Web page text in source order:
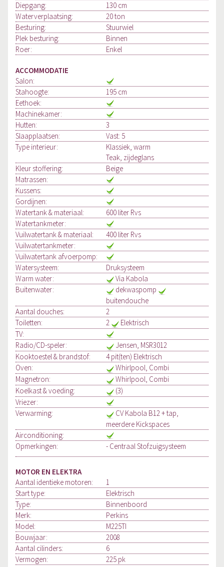
Diepgang:
130 cm
Waterverplaatsing:
20 ton
Besturing:
Stuurwiel
Plek besturing:
Binnen
Roer:
Enkel
ACCOMMODATIE
Salon:
Stahoogte:
195 cm
Eethoek:
Machinekamer:
Hutten:
3
Slaapplaatsen:
Vast: 5
Type interieur:
Klassiek, warm
Teak, zijdeglans
Kleur stoffering:
Beige
Matrassen:
Kussens:
Gordijnen:
Watertank & materiaal:
600 liter Rvs
Watertankmeter:
Vuilwatertank & materiaal:
400 liter Rvs
Vuilwatertankmeter:
Vuilwatertank afvoerpomp:
Watersysteem:
Druksysteem
Warm water:
Via Kabola
Buitenwater:
dekwaspomp
buitendouche
Aantal douches:
2
Toiletten:
2
Elektrisch
TV:
Radio/CD-speler:
Jensen, MSR3012
Kooktoestel & brandstof:
4 pit(ten) Elektrisch
Oven:
Whirlpool, Combi
Magnetron:
Whirlpool, Combi
Koelkast & voeding:
(3)
Vriezer:
Verwarming:
CV Kabola B12 + tap,
meerdere Kickspaces
Airconditioning:
Opmerkingen:
- Centraal Stofzuigsysteem
MOTOR EN ELEKTRA
Aantal identieke motoren:
1
Start type:
Elektrisch
Type:
Binnenboord
Merk:
Perkins
Model:
M225TI
Bouwjaar:
2008
Aantal cilinders:
6
Vermogen:
225 pk